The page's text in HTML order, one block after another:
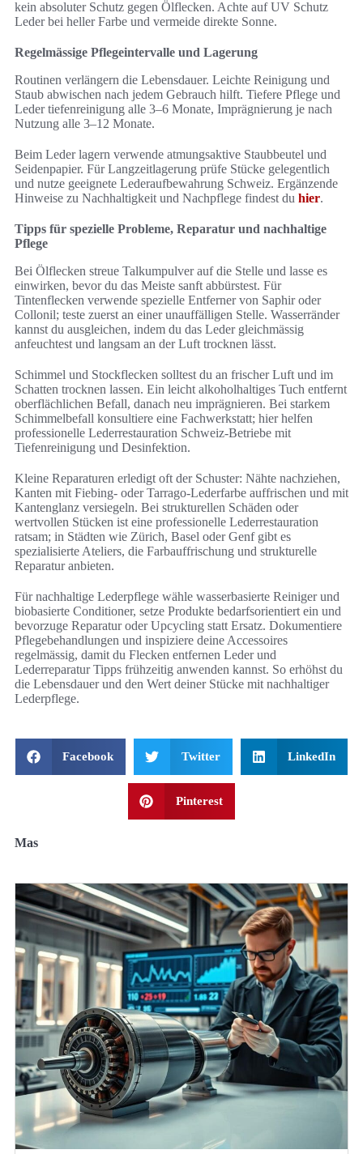
kein absoluter Schutz gegen Ölflecken. Achte auf UV Schutz
Leder bei heller Farbe und vermeide direkte Sonne.
Regelmässige Pflegeintervalle und Lagerung
Routinen verlängern die Lebensdauer. Leichte Reinigung und
Staub abwischen nach jedem Gebrauch hilft. Tiefere Pflege und
Leder tiefenreinigung alle 3–6 Monate, Imprägnierung je nach
Nutzung alle 3–12 Monate.
Beim Leder lagern verwende atmungsaktive Staubbeutel und
Seidenpapier. Für Langzeitlagerung prüfe Stücke gelegentlich
und nutze geeignete Lederaufbewahrung Schweiz. Ergänzende
Hinweise zu Nachhaltigkeit und Nachpflege findest du hier.
Tipps für spezielle Probleme, Reparatur und nachhaltige
Pflege
Bei Ölflecken streue Talkumpulver auf die Stelle und lasse es
einwirken, bevor du das Meiste sanft abbürstest. Für
Tintenflecken verwende spezielle Entferner von Saphir oder
Collonil; teste zuerst an einer unauffälligen Stelle. Wasserränder
kannst du ausgleichen, indem du das Leder gleichmässig
anfeuchtest und langsam an der Luft trocknen lässt.
Schimmel und Stockflecken solltest du an frischer Luft und im
Schatten trocknen lassen. Ein leicht alkoholhaltiges Tuch entfernt
oberflächlichen Befall, danach neu imprägnieren. Bei starkem
Schimmelbefall konsultiere eine Fachwerkstatt; hier helfen
professionelle Lederrestauration Schweiz-Betriebe mit
Tiefenreinigung und Desinfektion.
Kleine Reparaturen erledigt oft der Schuster: Nähte nachziehen,
Kanten mit Fiebing- oder Tarrago-Lederfarbe auffrischen und mit
Kantenglanz versiegeln. Bei strukturellen Schäden oder
wertvollen Stücken ist eine professionelle Lederrestauration
ratsam; in Städten wie Zürich, Basel oder Genf gibt es
spezialisierte Ateliers, die Farbauffrischung und strukturelle
Reparatur anbieten.
Für nachhaltige Lederpflege wähle wasserbasierte Reiniger und
biobasierte Conditioner, setze Produkte bedarfsorientiert ein und
bevorzuge Reparatur oder Upcycling statt Ersatz. Dokumentiere
Pflegebehandlungen und inspiziere deine Accessoires
regelmässig, damit du Flecken entfernen Leder und
Lederreparatur Tipps frühzeitig anwenden kannst. So erhöhst du
die Lebensdauer und den Wert deiner Stücke mit nachhaltiger
Lederpflege.
Facebook Twitter LinkedIn
Pinterest
Mas